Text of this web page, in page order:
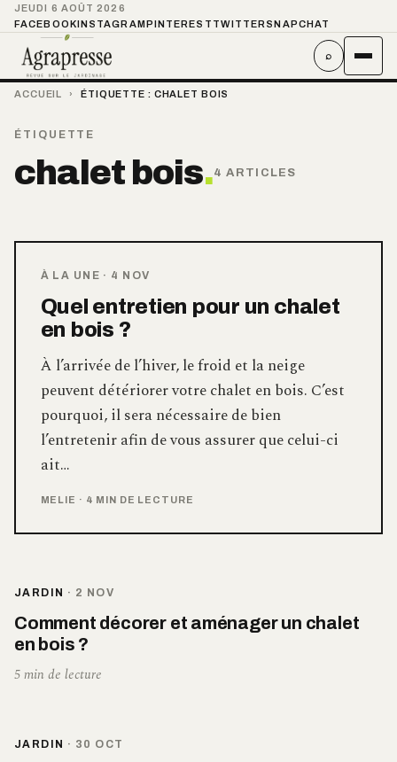
JEUDI 6 AOÛT 2026
FACEBOOKINSTAGRAMPINTEREST TWITTER SNAPCHAT
⌕
ACCUEIL › ÉTIQUETTE : CHALET BOIS
ÉTIQUETTE
chalet bois.4 ARTICLES
À LA UNE · 4 NOV
Quel entretien pour un chalet
en bois ?
À l’arrivée de l’hiver, le froid et la neige
peuvent détériorer votre chalet en bois. C’est
pourquoi, il sera nécessaire de bien
l’entretenir afin de vous assurer que celui-ci
ait…
MELIE · 4 MIN DE LECTURE
JARDIN · 2 NOV
Comment décorer et aménager un chalet
en bois ?
5 min de lecture
JARDIN · 30 OCT